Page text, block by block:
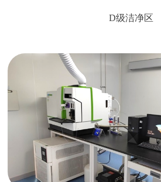
D级洁净区